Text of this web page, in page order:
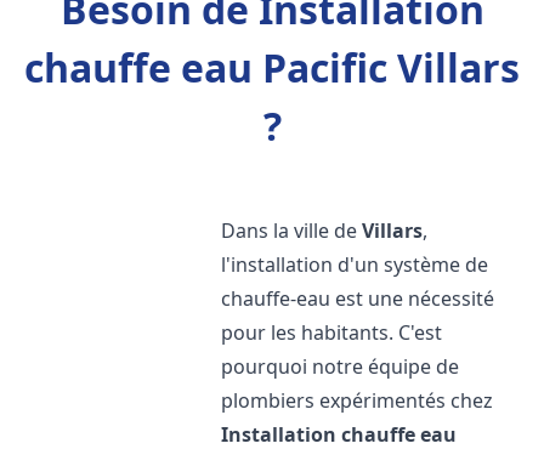
chauffe eau Pacific Villars
?
Dans la ville deVillars,
l'installation d'un système de
chauffe-eau est une nécessité
pour les habitants. C'est
pourquoi notre équipe de
plombiers expérimentés chez
Installation chauffe eau